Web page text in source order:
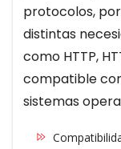
protocolos,
distintas
como HTTP,
compatible
sistemas